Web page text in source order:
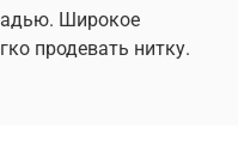
Широкое
продевать нитку.